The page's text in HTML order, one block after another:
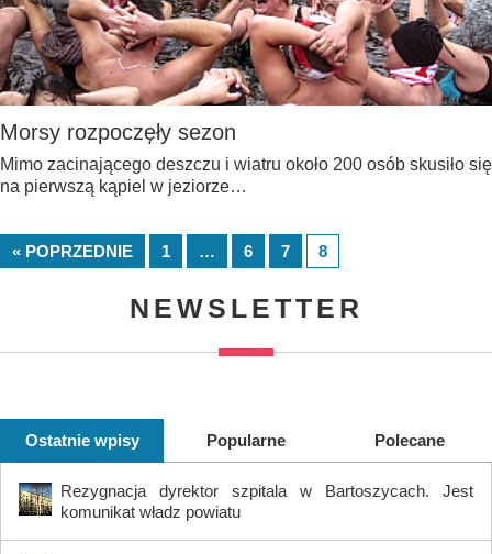
Morsy rozpoczęły sezon
Mimo zacinającego deszczu i wiatru około 200 osób skusiło się
na pierwszą kąpiel w jeziorze…
« POPRZEDNIE 1 … 6 7 8
NEWSLETTER
Ostatnie wpisy Popularne Polecane
Rezygnacja dyrektor szpitala w Bartoszycach. Jest
komunikat władz powiatu